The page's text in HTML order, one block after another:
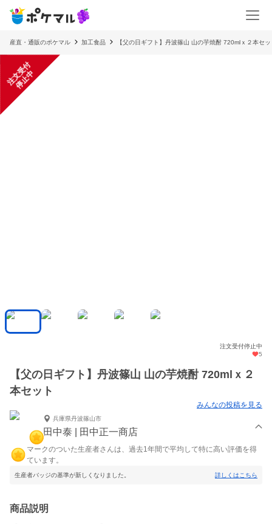
産直・通販のポケマル 加工食品 【父の日ギフト】丹波篠山 山の芋焼酎 720mlｘ２本セッ
注
文
受
付
停
止
中
注文受付停止中
5
【父の日ギフト】丹波篠山 山の芋焼酎 720mlｘ２
本セット
みんなの投稿を見る
兵庫県丹波篠山市
田中泰 | 田中正一商店
マークのついた生産者さんは、過去1年間で平均して特に高い評価を得
ています。
生産者バッジの基準が新しくなりました。 詳しくはこちら
商品説明